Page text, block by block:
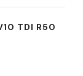
TDI R50